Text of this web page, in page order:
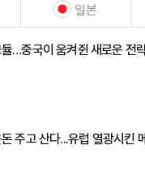
일본
…중국이 움켜쥔 새로운 전
주고 산다...유럽 열광시킨